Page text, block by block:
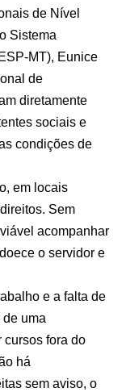
de Nível
Sistema
MT), Eunice
de
diretamente
sociais e
condições de
em locais
Sem
acompanhar
o servidor e
e a falta de
de uma
cursos fora do
há
sem aviso, o